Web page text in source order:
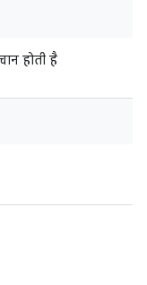
होती है